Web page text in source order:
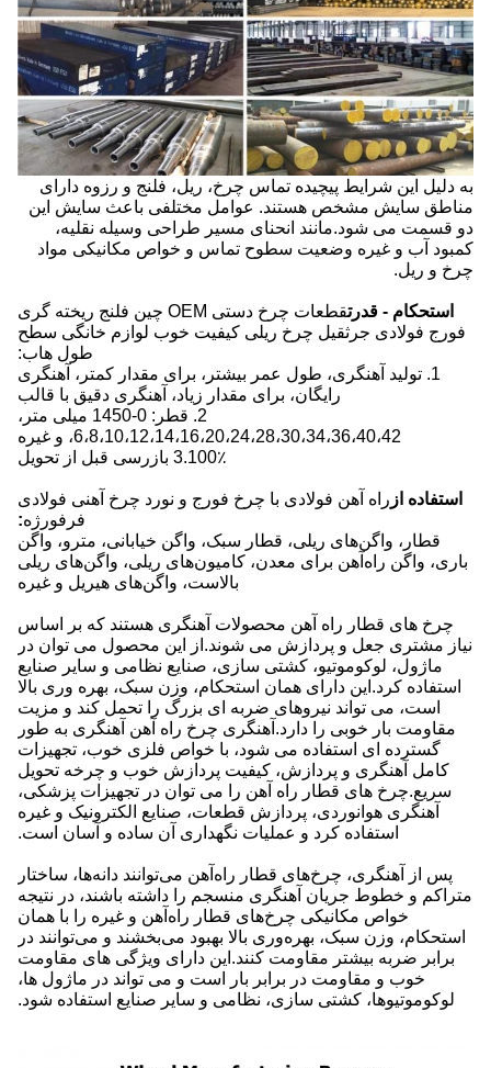
به دلیل این شرایط پیچیده تماس چرخ، ریل، فلنج و رزوه دارای
مناطق سایش مشخص هستند. عوامل مختلفی باعث سایش این
دو قسمت می شود.مانند انحنای مسیر طراحی وسیله نقلیه،
کمبود آب و غیره وضعیت سطوح تماس و خواص مکانیکی مواد
چرخ و ریل.
استحکام - قدرت
قطعات چرخ دستی OEM چین فلنج ریخته گری
فورج فولادی جرثقیل چرخ ریلی کیفیت خوب لوازم خانگی سطح
طول هاب:
1. تولید آهنگری، طول عمر بیشتر، برای مقدار کمتر، آهنگری
رایگان، برای مقدار زیاد، آهنگری دقیق با قالب
2. قطر: 0-1450 میلی متر،
6،8،10،12،14،16،20،24،28،30،34،36،40،42، و غیره
3.100٪ بازرسی قبل از تحویل
استفاده از راه آهن فولادی با چرخ فورج و نورد چرخ آهنی فولادی
فرفورژه:
قطار، واگن‌های ریلی، قطار سبک، واگن خیابانی، مترو، واگن
باری، واگن راه‌آهن برای معدن، کامیون‌های ریلی، واگن‌های ریلی
بالاست، واگن‌های هیریل و غیره
چرخ های قطار راه آهن محصولات آهنگری هستند که بر اساس
نیاز مشتری جعل و پردازش می شوند.از این محصول می توان در
ماژول، لوکوموتیو، کشتی سازی، صنایع نظامی و سایر صنایع
استفاده کرد.این دارای همان استحکام، وزن سبک، بهره وری بالا
است، می تواند نیروهای ضربه ای بزرگ را تحمل کند و مزیت
مقاومت بار خوبی را دارد.آهنگری چرخ راه آهن آهنگری به طور
گسترده ای استفاده می شود، با خواص فلزی خوب، تجهیزات
کامل آهنگری و پردازش، کیفیت پردازش خوب و چرخه تحویل
سریع.چرخ های قطار راه آهن را می توان در تجهیزات پزشکی،
آهنگری هوانوردی، پردازش قطعات، صنایع الکترونیک و غیره
استفاده کرد و عملیات نگهداری آن ساده و آسان است.
پس از آهنگری، چرخ‌های قطار راه‌آهن می‌توانند دانه‌ها، ساختار
متراکم و خطوط جریان آهنگری منسجم را داشته باشند، در نتیجه
خواص مکانیکی چرخ‌های قطار راه‌آهن و غیره را با همان
استحکام، وزن سبک، بهره‌وری بالا بهبود می‌بخشند و می‌توانند در
برابر ضربه بیشتر مقاومت کنند.این دارای ویژگی های مقاومت
خوب و مقاومت در برابر بار است و می تواند در ماژول ها،
لوکوموتیوها، کشتی سازی، نظامی و سایر صنایع استفاده شود.